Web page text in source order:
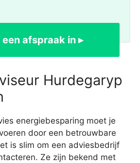
een afspraak in ▸
Hurdegaryp
energiebesparing moet je
door een betrouwbare
is slim om een adviesbedrijf
Ze zijn bekend met